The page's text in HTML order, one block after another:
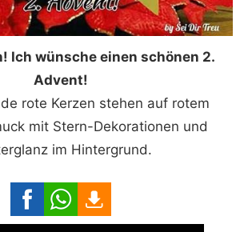
Ich wünsche einen schönen 2.
Advent!
rote Kerzen stehen auf rotem
mit Stern-Dekorationen und
im Hintergrund.